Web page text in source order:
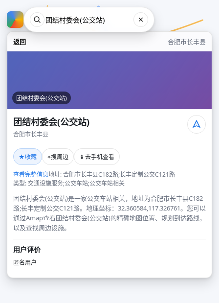
返回 合肥市长丰县
团结村委会(公交站)
团结村委会(公交站)
合肥市长丰县
★收藏 ⌖搜周边 📱 去手机查看
查看完整信息地址: 合肥市长丰县C182路;长丰定制公交C121路
类型: 交通设施服务;公交车站;公交车站相关
团结村委会(公交站)是一家公交车站相关，地址为合肥市长丰县C182
路;长丰定制公交C121路。地理坐标：32.360584,117.326761。您可以
通过Amap查看团结村委会(公交站)的精确地图位置、规划到达路线，
以及查找周边设施。
用户评价
匿名用户